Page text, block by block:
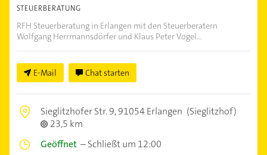
STEUERBERATUNG
RFH Steuerberatung in Erlangen mit den Steuerberatern
Wolfgang Herrmannsdörfer und Klaus Peter Vogel...
E-Mail Chat starten
Sieglitzhofer Str. 9,91054 Erlangen (Sieglitzhof)
23,5 km
Geöffnet –Schließt um 12:00